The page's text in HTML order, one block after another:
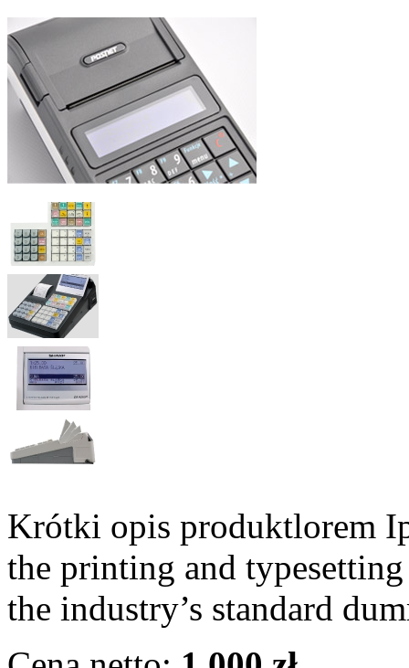
Krótki opis produktlorem
the printing and
the industry’s standard